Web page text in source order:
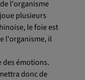
l'organisme
plusieurs
le foie est
l'organisme, il
des émotions.
donc de